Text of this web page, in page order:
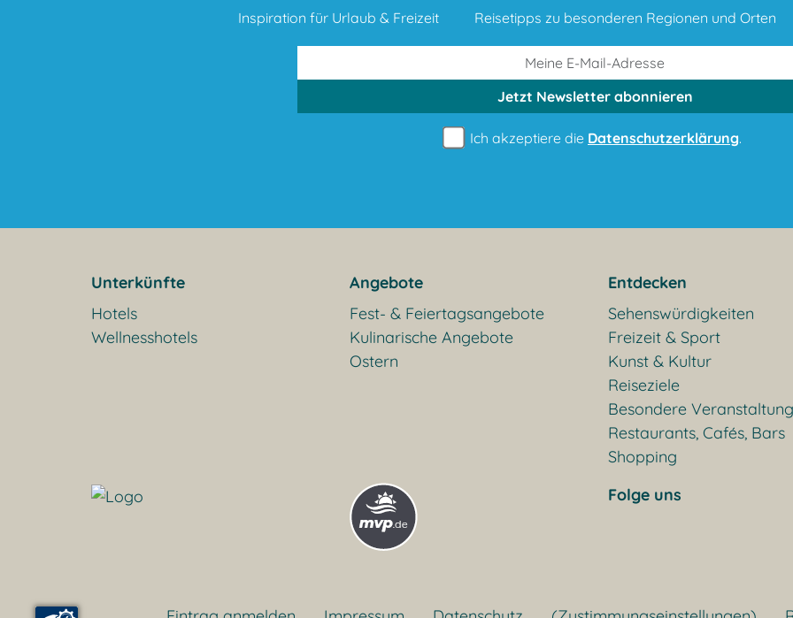
Inspiration für Urlaub & Freizeit
Reisetipps zu besonderen Regionen und Orten
Jetzt Newsletterabonnieren
Ich akzeptiere die Datenschutzerklärung.
Unterkünfte
Hotels
Wellnesshotels
Angebote
Fest- & Feiertagsangebote
Kulinarische Angebote
Ostern
Entdecken
Sehenswürdigkeiten
Freizeit & Sport
Kunst & Kultur
Reiseziele
Besondere
Restaurants, Cafés, Bars
Shopping
Folge uns